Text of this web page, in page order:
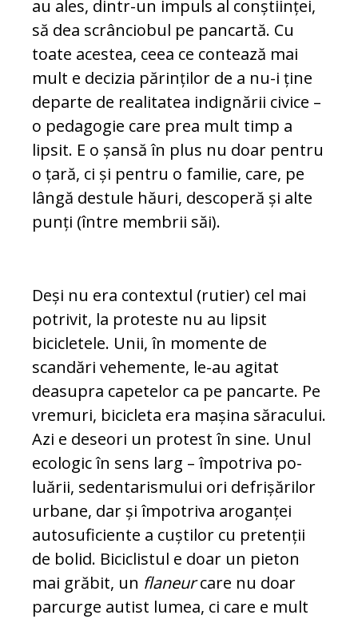
au ales, dintr-un impuls al con­științei,
să dea scrân­ciobul pe pancartă. Cu
toate acestea, ceea ce con­tează mai
mult e decizia părinților de a nu-i ține
departe de realitatea indignării civice –
o pe­da­go­gie care prea mult timp a
lipsit. E o șansă în plus nu doar pentru
o țară, ci și pentru o fa­milie, care, pe
lân­gă destule hăuri, des­co­peră și alte
punți (în­tre membrii săi).
Deși nu era contextul (rutier) cel mai
po­trivit, la proteste nu au lipsit
bicicletele. Unii, în momente de
scandări vehemente, le-au agitat
deasupra capetelor ca pe pan­carte. Pe
vremuri, bicicleta era mașina să­racului.
Azi e deseori un protest în sine. Unul
ecologic în sens larg – împotriva po­
luării, sedentarismului ori defrișărilor
ur­bane, dar și împotriva aroganței
auto­su­fi­ciente a cuștilor cu pretenții
de bolid. Bi­ci­clistul e doar un pieton
mai grăbit, un fla­neurcare nu doar
parcurge autist lumea, ci care e mult